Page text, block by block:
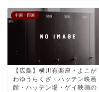
中国・四国
【広島】横川有楽座・よこが
わゆうらくざ・ハッテン映画
館・ハッテン場・ゲイ映画の